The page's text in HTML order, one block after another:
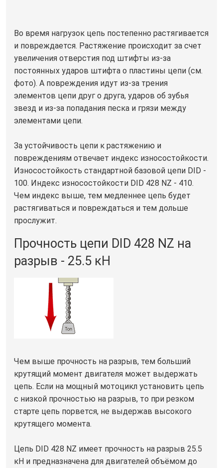
Во время нагрузок цепь постепенно растягивается
и повреждается. Растяжение происходит за счет
увеличения отверстия под штифты из-за
постоянных ударов штифта о пластины цепи (см.
фото). А повреждения идут из-за трения
элементов цепи друг о друга, ударов об зубья
звезд и из-за попадания песка и грязи между
элементами цепи.
За устойчивость цепи к растяжению и
повреждениям отвечает индекс износостойкости.
Износостойкость стандартной базовой цепи DID -
100. Индекс износостойкости DID 428 NZ - 410.
Чем индекс выше, тем медленнее цепь будет
растягиваться и повреждаться и тем дольше
прослужит.
Прочность цепи DID 428 NZ на
разрыв - 25.5 кН
Чем выше прочность на разрыв, тем больший
крутящий момент двигателя может выдержать
цепь. Если на мощный мотоцикл установить цепь
с низкой прочностью на разрыв, то при резком
старте цепь порвется, не выдержав высокого
крутящего момента.
Цепь DID 428 NZ имеет прочность на разрыв 25.5
кН и предназначена для двигателей объёмом до